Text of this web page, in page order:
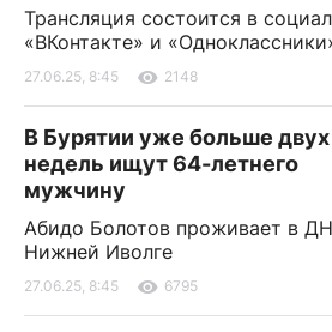
Трансляция состоится в
«ВКонтакте» и
27.06.25, 8:45 2148
В Бурятии уже больше двух
недель ищут 64-летнего
мужчину
Абидо Болотов проживает в
Нижней Иволге
27.06.25, 8:45 6795